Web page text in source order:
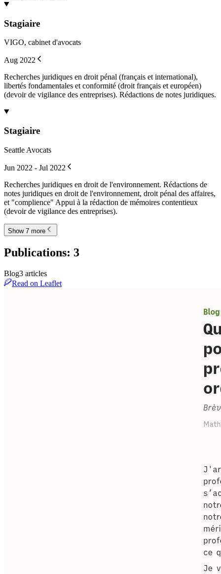
Stagiaire
VIGO, cabinet d'avocats
Aug 2022
Recherches juridiques en droit pénal (français et international),
libertés fondamentales et conformité (droit français et européen)
(devoir de vigilance des entreprises). Rédactions de notes juridiques.
Stagiaire
Seattle Avocats
Jun 2022 - Jul 2022
Recherches juridiques en droit de l'environnement. Rédactions de
notes juridiques en droit de l'environnement, droit pénal des affaires,
et "complience" Appui à la rédaction de mémoires contentieux
(devoir de vigilance des entreprises).
Show 7 more
Publications: 3
Blog3 articles
Read on Leaflet